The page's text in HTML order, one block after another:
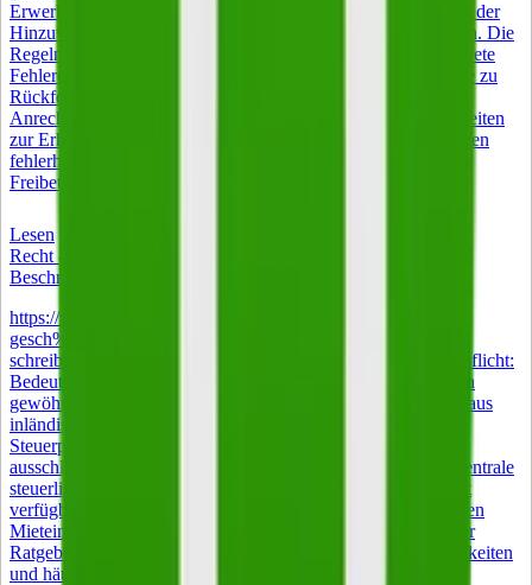
Erwerbstätigkeit unter 15 Stunden bleibt. Jeder Euro oberhalb der
Hinzuverdienstgrenze wird vollständig vom ALG I abgezogen. Die
Regeln wirken auf den ersten Blick einfach, haben aber konkrete
Fehlerquellen bei Anrechnung, Meldepflichten und Steuer, die zu
Rückforderungen führen können. Dieser Guide erklärt die
Anrechnungsmechanik mit Beispielrechnung, zeigt Möglichkeiten
zur Erhöhung des Freibetrags und hilft beim Widerspruch gegen
fehlerhafte Bescheide. Die Kurzversion 165 Euro monatlicher
Freibetrag auf den Nebenverdienst bei ALG-I-Bezug.
Lesen
Recht & Steuern
Beschränkte Steuerpflicht: Bedeutung und Anwendung
https://www.istockphoto.com/de/foto/nahaufnahme-eines-
gesch%C3%A4ftsmanns-der-statistiken-und-grafiken-am-
schreibtisch-gm2211543779-628526355 Beschränkte Steuerpflicht:
Bedeutung und Anwendung Wer keinen Wohnsitz und keinen
gewöhnlichen Aufenthalt in Deutschland hat, aber Einkünfte aus
inländischen Quellen bezieht, unterliegt der beschränkten
Steuerpflicht nach § 1 Absatz 4 EStG. Besteuert wird dann
ausschließlich der im Inland erzielte Teil des Einkommens. Zentrale
steuerliche Entlastungen entfallen oder sind nur eingeschränkt
verfügbar. Betroffen sind vor allem Auswanderer mit deutschen
Mieteinnahmen und Rentner mit Wohnsitz im Ausland. Dieser
Ratgeber erläutert die Rechtsgrundlagen, Gestaltungsmöglichkeiten
und häufige Praxisfehler.